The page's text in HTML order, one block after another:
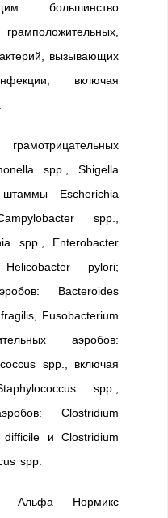
большинство
вызывающих
включая
spp., Shigella
штаммы Escherichia
spp.,
spp., Enterobacter
pylori;
Bacteroides
Fusobacterium
аэробов:
spp., включая
spp.;
Clostridium
и Clostridium
spp.
Альфа Нормикс